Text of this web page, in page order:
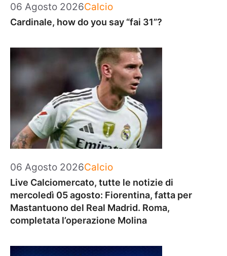
06 Agosto 2026Categorie
Calcio
Cardinale, how do you say “fai 31”?
06 Agosto 2026Categorie
Calcio
Live Calciomercato, tutte le notizie di
mercoledì 05 agosto: Fiorentina, fatta per
Mastantuono del Real Madrid. Roma,
completata l’operazione Molina